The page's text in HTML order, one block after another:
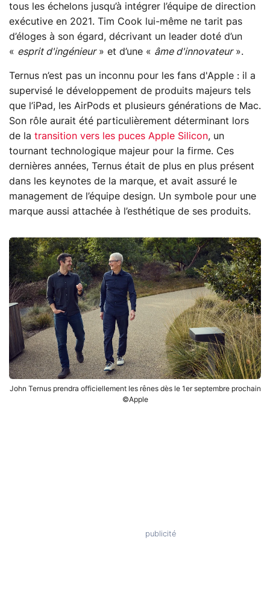
tous les échelons jusqu’à intégrer l’équipe de direction
exécutive en 2021. Tim Cook lui-même ne tarit pas
d’éloges à son égard, décrivant un leader doté d’un
« esprit d'ingénieur» et d’une « âme d'innovateur».
Ternus n’est pas un inconnu pour les fans d'Apple : il a
supervisé le développement de produits majeurs tels
que l’iPad, les AirPods et plusieurs générations de Mac.
Son rôle aurait été particulièrement déterminant lors
de la transition vers les puces Apple Silicon, un
tournant technologique majeur pour la firme. Ces
dernières années, Ternus était de plus en plus présent
dans les keynotes de la marque, et avait assuré le
management de l’équipe design. Un symbole pour une
marque aussi attachée à l’esthétique de ses produits.
John Ternus prendra officiellement les rênes dès le 1er septembre prochain
©Apple